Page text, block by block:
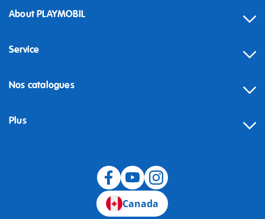
About PLAYMOBIL
Service
Nos catalogues
Plus
Canada